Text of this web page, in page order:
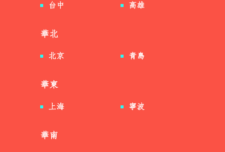
台中 高雄
華北
北京 青島
華東
上海 寧波
華南